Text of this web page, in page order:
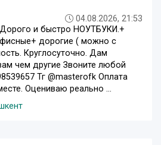
04.08.2026, 21:53
и быстро НОУТБУКИ.+
дорогие ( можно с
Круглосуточно. Дам
чем другие Звоните любой
Тг @masterofk Оплата
Оцениваю реально ...